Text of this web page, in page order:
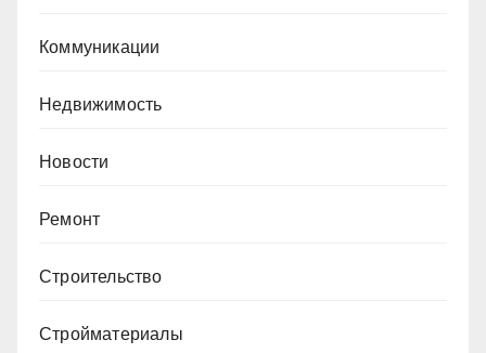
Коммуникации
Недвижимость
Новости
Ремонт
Строительство
Стройматериалы